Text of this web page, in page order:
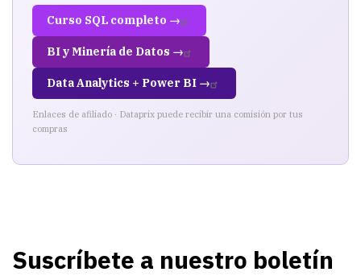
Curso SQL completo →
BI y Minería de Datos →
Data Analytics + Power BI →
Enlaces de afiliado · Dataprix puede recibir una comisión por tus
compras
Suscríbete a nuestro boletín